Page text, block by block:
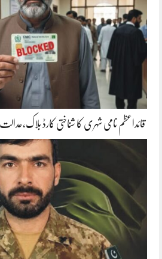
قائداعظم نامی شہری کا شناختی کارڈ